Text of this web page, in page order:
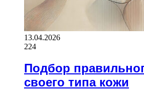
13.04.2026
224
Подбор
своего типа кожи